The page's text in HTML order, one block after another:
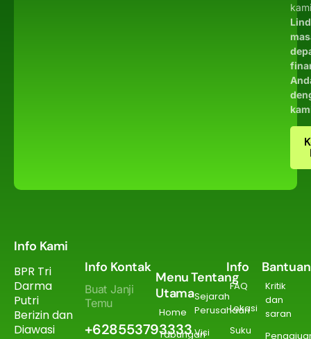
Info Kami
BPR Tri
Darma
Putri
Berizin dan
Diawasi
Info Kontak
Buat Janji
Temu
+628553793333
Menu
Utama
Home
Tabungan
Tentang
Sejarah
Perusahaan
Visi
Info
FAQ
Lokasi
Suku
Bantuan
Kritik
dan
saran